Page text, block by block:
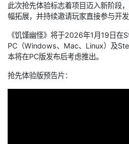
此次抢先体验标志着项目迈入新阶段
幅拓展，并持续邀请玩家直接参与开发
《饥馑幽怪》将于2026年1月19日在
PC（Windows、Mac、Linux）及
本将在PC版发布后考虑推出。
抢先体验版预告片：